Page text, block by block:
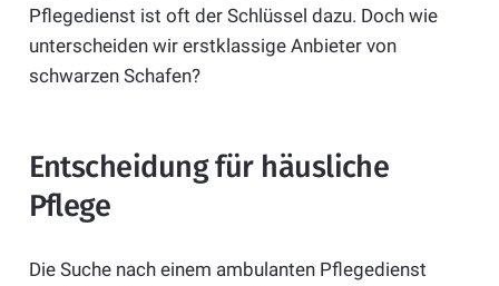
Pflegedienst ist oft der Schlüssel dazu. Doch wie
unterscheiden wir erstklassige Anbieter von
schwarzen Schafen?
Entscheidung für häusliche
Pflege
Die Suche nach einem ambulanten Pflegedienst